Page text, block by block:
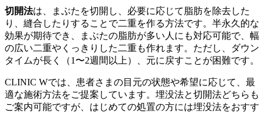
切開法は、まぶたを切開し、必要に応じて脂肪を除去した
り、縫合したりすることで二重を作る方法です。半永久的な
効果が期待でき、まぶたの脂肪が多い人にも対応可能で、幅
の広い二重やくっきりした二重も作れます。ただし、ダウン
タイムが長く（1〜2週間以上）、元に戻すことが困難です。
CLINIC Wでは、患者さまの目元の状態や希望に応じて、最
適な施術方法をご提案しています。埋没法と切開法どちらも
ご案内可能ですが、はじめての処置の方には埋没法をおすす